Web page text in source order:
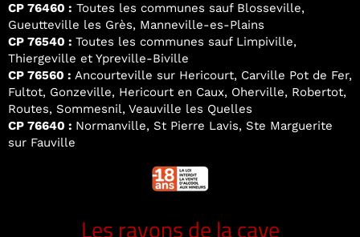
CP 76460 : Toutes les communes sauf Blosseville,
Gueutteville les Grès, Manneville-es-Plains
CP 76540 : Toutes les communes sauf Limpiville,
Thiergeville et Ypreville-Biville
CP 76560 : Ancourteville sur Hericourt, Carville Pot de Fer,
Fultot, Gonzeville, Hericourt en Caux, Oherville, Robertot,
Routes, Sommesnil, Veauville les Quelles
CP 76640 : Normanville, St Pierre Lavis, Ste Marguerite
sur Fauville
Les rayons de la cave